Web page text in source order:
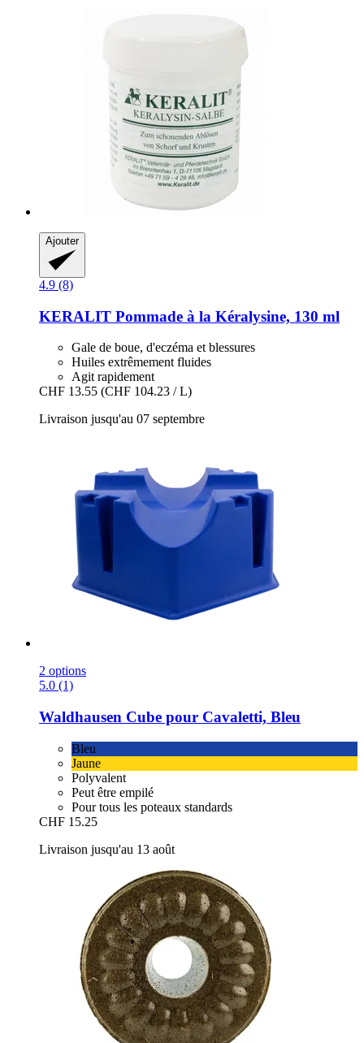
Ajouter
4.9 (8)
KERALIT Pommade à la Kéralysine, 130 ml
Gale de boue, d'eczéma et blessures
Huiles extrêmement fluides
Agit rapidement
CHF 13.55 (CHF 104.23 / L)
Livraison jusqu'au 07 septembre
2 options
5.0 (1)
Waldhausen Cube pour Cavaletti, Bleu
Bleu
Jaune
Polyvalent
Peut être empilé
Pour tous les poteaux standards
CHF 15.25
Livraison jusqu'au 13 août